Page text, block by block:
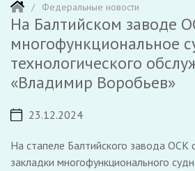
Федеральные новости
На Балтийском заводе
многофункциональное
технологического
«Владимир Воробьев»
23.12.2024
На стапеле Балтийского завода ОСК
закладки многофункционального